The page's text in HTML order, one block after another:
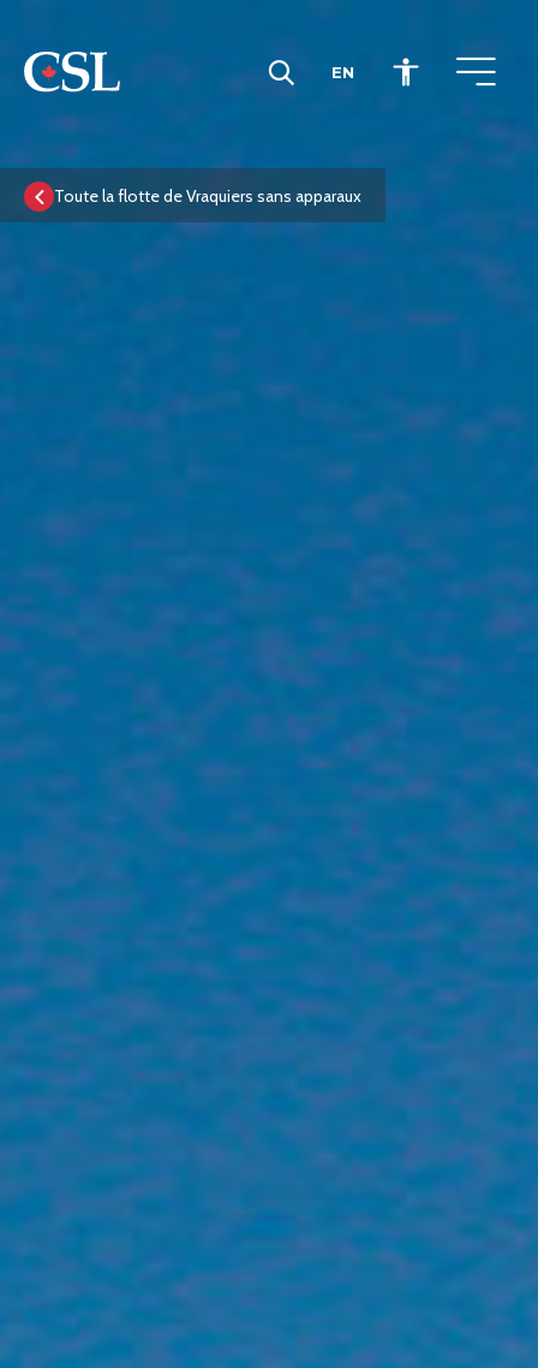
CSL
EN
Toute la flotte de Vraquiers sans apparaux